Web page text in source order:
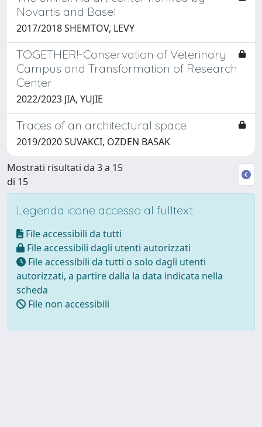
Novartis and Basel
2017/2018 SHEMTOV, LEVY
TOGETHER!-Conservation of Veterinary
Campus and Transformation of Research
Center
2022/2023 JIA, YUJIE
Traces of an architectural space
2019/2020 SUVAKCI, OZDEN BASAK
Mostrati risultati da 3 a 15
di 15
Legenda icone accesso al fulltext
File accessibili da tutti
File accessibili dagli utenti autorizzati
File accessibili da tutti o solo dagli utenti
autorizzati, a partire dalla la data indicata nella
scheda
File non accessibili